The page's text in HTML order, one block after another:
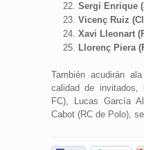
Sergi Enrique
Vicenç Ruiz
Xavi Lleonart
Llorenç Piera
También acudirán
calidad de invitados,
FC), Lucas García
Cabot (RC de Polo),